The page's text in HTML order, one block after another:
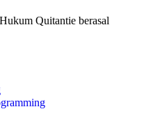
Quitantie berasal